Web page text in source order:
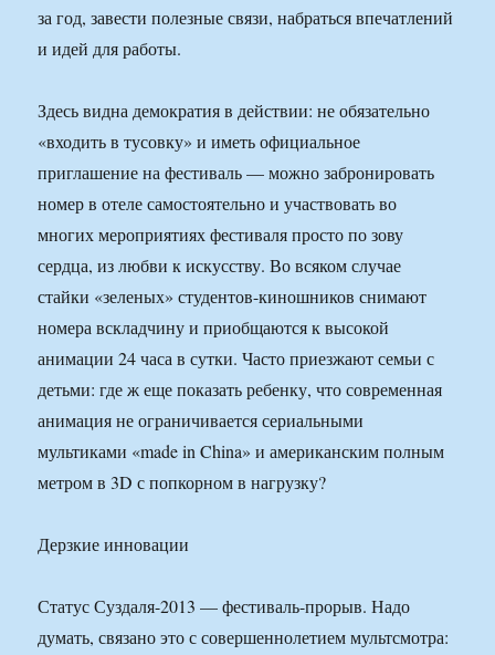
за год, завести полезные связи, набраться впечатлений
и идей для работы.
Здесь видна демократия в действии: не обязательно
«входить в тусовку» и иметь официальное
приглашение на фестиваль — можно забронировать
номер в отеле самостоятельно и участвовать во
многих мероприятиях фестиваля просто по зову
сердца, из любви к искусству. Во всяком случае
стайки «зеленых» студентов-киношников снимают
номера вскладчину и приобщаются к высокой
анимации 24 часа в сутки. Часто приезжают семьи с
детьми: где ж еще показать ребенку, что современная
анимация не ограничивается сериальными
мультиками «made in China» и американским полным
метром в 3D с попкорном в нагрузку?
Дерзкие инновации
Статус Суздаля-2013 — фестиваль-прорыв. Надо
думать, связано это с совершеннолетием мультсмотра: